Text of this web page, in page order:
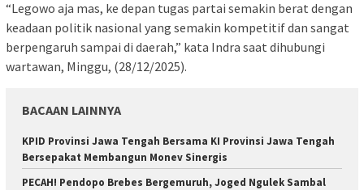
“Legowo aja mas, ke depan tugas partai semakin berat dengan
keadaan politik nasional yang semakin kompetitif dan sangat
berpengaruh sampai di daerah,” kata Indra saat dihubungi
wartawan, Minggu, (28/12/2025).
BACAAN LAINNYA
KPID Provinsi Jawa Tengah Bersama KI Provinsi Jawa Tengah
Bersepakat Membangun Monev Sinergis
PECAH! Pendopo Brebes Bergemuruh, Joged Ngulek Sambal